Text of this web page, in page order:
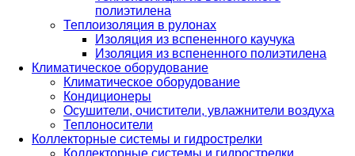
полиэтилена
Теплоизоляция в рулонах
Изоляция из вспененного каучука
Изоляция из вспененного полиэтилена
Климатическое оборудование
Климатическое оборудование
Кондиционеры
Осушители, очистители, увлажнители воздуха
Теплоносители
Коллекторные системы и гидрострелки